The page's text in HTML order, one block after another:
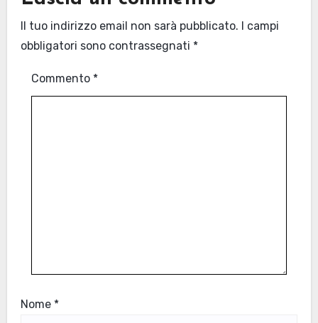
Il tuo indirizzo email non sarà pubblicato. I campi
obbligatori sono contrassegnati *
Commento *
Nome *